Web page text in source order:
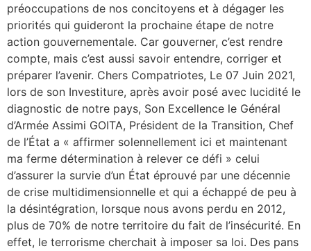
préoccupations de nos concitoyens et à dégager les
priorités qui guideront la prochaine étape de notre
action gouvernementale. Car gouverner, c’est rendre
compte, mais c’est aussi savoir entendre, corriger et
préparer l’avenir. Chers Compatriotes, Le 07 Juin 2021,
lors de son Investiture, après avoir posé avec lucidité le
diagnostic de notre pays, Son Excellence le Général
d’Armée Assimi GOITA, Président de la Transition, Chef
de l’État a « affirmer solennellement ici et maintenant
ma ferme détermination à relever ce défi » celui
d’assurer la survie d’un État éprouvé par une décennie
de crise multidimensionnelle et qui a échappé de peu à
la désintégration, lorsque nous avons perdu en 2012,
plus de 70% de notre territoire du fait de l’insécurité. En
effet, le terrorisme cherchait à imposer sa loi. Des pans